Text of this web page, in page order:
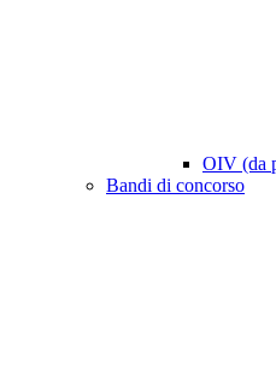
OIV (da
Bandi di concorso